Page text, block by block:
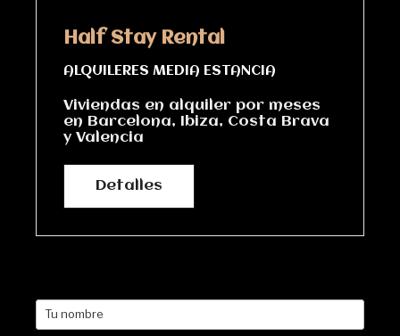
Half Stay Rental
ALQUILERES MEDIA ESTANCIA
Viviendas en alquiler por meses
en Barcelona, Ibiza, Costa Brava
y Valencia
Detalles